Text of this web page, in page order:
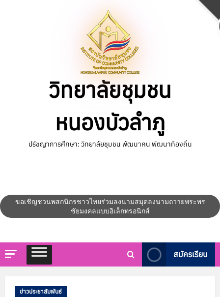
วิทยาลัยชุมชน
หนองบัวลำภู
ปรัชญาการศึกษา: วิทยาลัยชุมชน พัฒนาคน พัฒนาท้องถิ่น
ขอเชิญชวนพสกนิกรชาวไทยร่วมลงนามสมุดลงนามถวายพระพร
ชัยมงคลแบบอิเล็กทรอนิกส์
สมัครเรียน
ข่าวประชาสัมพันธ์